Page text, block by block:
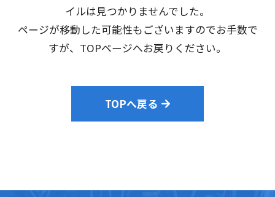
採用情報
イルは見つかりませんでした。
ページが移動した可能性もございますのでお手数で
すが、TOPページへお戻りください。
TOPへ戻る